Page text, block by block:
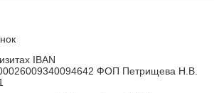
IBAN
ФОП Петрищева Н.В.